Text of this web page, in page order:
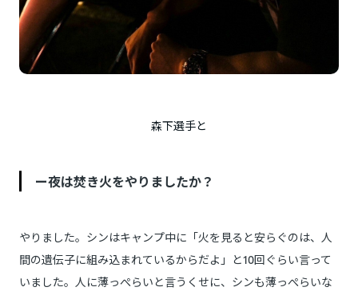
森下選手と
ー夜は焚き火をやりましたか？
やりました。シンはキャンプ中に「火を見ると安らぐのは、人
間の遺伝子に組み込まれているからだよ」と10回ぐらい言って
いました。人に薄っぺらいと言うくせに、シンも薄っぺらいな